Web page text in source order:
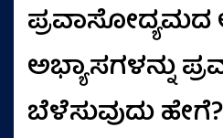
ಪ್ರವಾಸೋದ್ಯಮದ
ಅಭ್ಯಾಸಗಳನ್ನು
ಬೆಳೆಸುವುದು ಹೇಗೆ?